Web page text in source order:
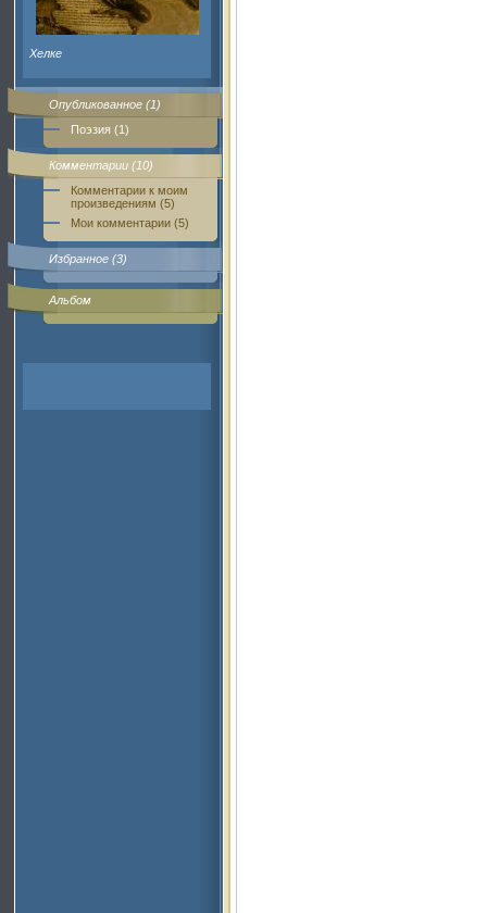
Хелке
Опубликованное (1)
Поэзия (1)
Комментарии (10)
Комментарии к моим
произведениям (5)
Мои комментарии (5)
Избранное (3)
Альбом